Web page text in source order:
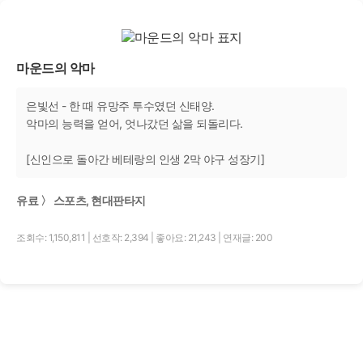
마운드의 악마
은빛선 - 한 때 유망주 투수였던 신태양.
악마의 능력을 얻어, 엇나갔던 삶을 되돌리다.
[신인으로 돌아간 베테랑의 인생 2막 야구 성장기]
유료 〉 스포츠, 현대판타지
조회수: 1,150,811 선호작: 2,394 좋아요: 21,243 연재글: 200